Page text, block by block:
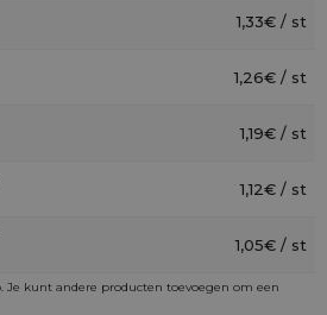
1,33€ / st
1,26€ / st
1,19€ / st
1,12€ / st
1,05€ / st
Je kunt andere producten toevoegen om een